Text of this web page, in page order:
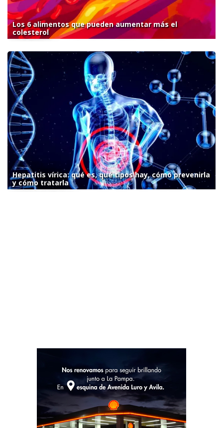
Los 6 alimentos que pueden aumentar más el
colesterol
Hepatitis vírica: qué es, qué tipos hay, cómo prevenirla
y cómo tratarla